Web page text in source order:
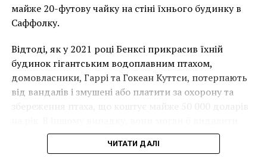
дополнительных подземных толчков. Эксперты
считают, что сейсмическая активность может
даже месяцев.
Facebook
Twitter
Pinterest
WhatsApp
ViberTelegram
Copy
Link
Впервые за 500 лет ученые открыли Ложе Христа
майже 20-футову чайку на стіні їхнього будинку в
Саффолку.
Відтоді, як у 2021 році Бенксі прикрасив їхній
будинок гігантським водоплавним птахом,
домовласники, Гаррі та Гокеан Куттси, потерпають
від вандалів і змушені або платити за охорону та
збереження птаха, що коштує майже 50 000 доларів
мурал, що може коштувати до чверті мільйона
доларів.
ЧИТАТИ ДАЛІ